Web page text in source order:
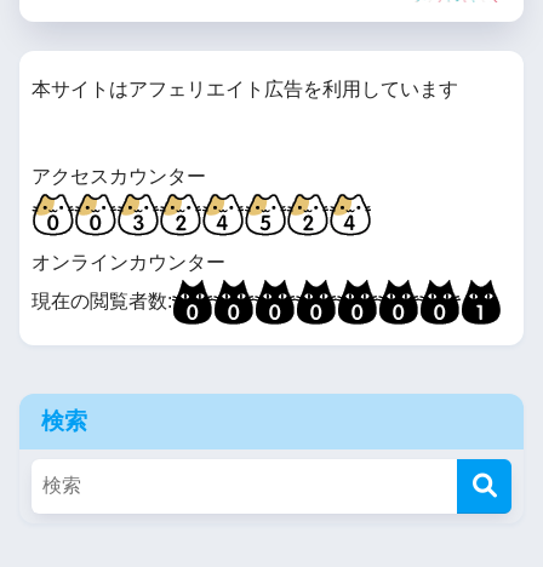
本サイトはアフェリエイト広告を利用しています
アクセスカウンター
オンラインカウンター
現在の閲覧者数:
検索